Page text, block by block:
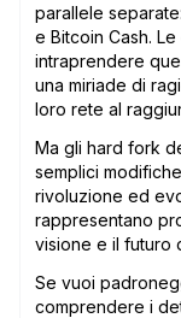
parallele
e Bitcoin Cash.
intraprendere
una miriade di
loro rete al
Ma gli hard fork
semplici
rivoluzione ed
rappresentano
visione e il futuro
Se vuoi
comprendere i